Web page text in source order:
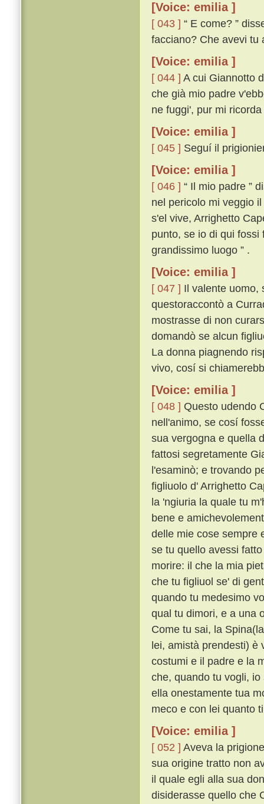
[Voice: emilia ]
[ 043 ] “ E come? ”
facciano? Che avevi tu
[Voice: emilia ]
[ 044 ] A cui Giannotto
che già mio padre
ne fuggi', pur mi
[Voice: emilia ]
[ 045 ] Seguí il
[Voice: emilia ]
[ 046 ] “ Il mio padre ”
nel pericolo mi veggio
s'el vive, Arrighetto
punto, se io di qui
grandissimo luogo ” .
[Voice: emilia ]
[ 047 ] Il valente uomo,
questoraccontò a
mostrasse di non
domandò se alcun
La donna piagnendo
vivo, cosí si
[Voice: emilia ]
[ 048 ] Questo udendo
nell'animo, se cosí
sua vergogna e quella
fattosi segretamente
l'esaminò; e trovando
figliuolo d' Arrighetto
la 'ngiuria la quale tu
bene e
delle mie cose sempre
se tu quello avessi
morire: il che la mia
che tu figliuol se' di
quando tu medesimo
qual tu dimori, e a una
Come tu sai, la
lei, amistà prendesti) è
costumi e il padre e la
che, quando tu vogli,
ella onestamente tua
meco e con lei quanto
[Voice: emilia ]
[ 052 ] Aveva la
sua origine tratto non
il quale egli alla sua
disiderasse quello che